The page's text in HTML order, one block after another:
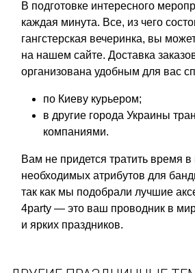
В подготовке интересного
каждая минута. Все, из чего
гангстерская вечеринка, вы
на нашем сайте. Доставка
организована удобным для вас
по Киеву курьером;
в другие города Украины
компаниями.
Вам не придется тратить время в
необходимых атрибутов для
так как мы подобрали лучшие
4party — это ваш проводник в
и ярких праздников.